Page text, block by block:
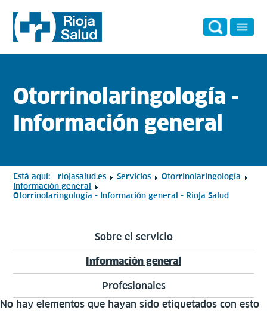
Otorrinolaringología -
Información general
Está aquí: riojasalud.es Servicios
Otorrinolaringología
Información general
Otorrinolaringología - Información general - Rioja Salud
Sobre el servicio
Información general
Profesionales
No hay elementos que hayan sido etiquetados con esto